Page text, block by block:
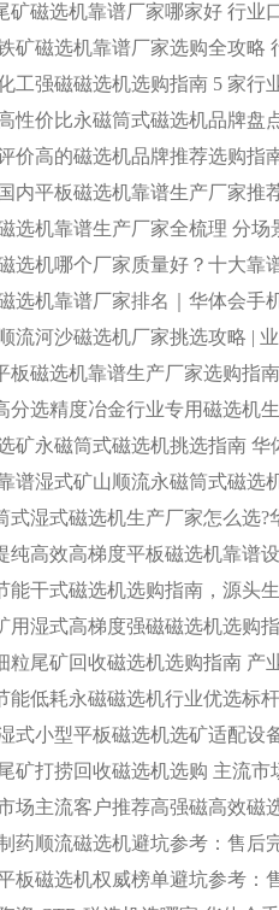
工强磁磁选机选购指南 5 家行
选机哪个厂家质量好？十大靠
矿打捞回收磁选机选购 主流
场主流客户推荐高强磁高效磁